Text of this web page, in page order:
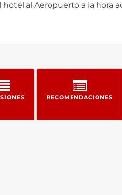
hotel al Aeropuerto a la hora
RECOMENDACIONES